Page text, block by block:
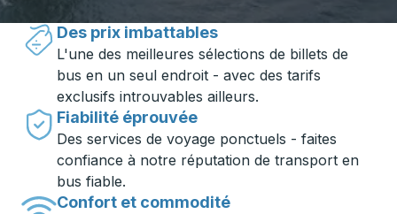
Des prix imbattables
L'une des meilleures sélections de billets de
bus en un seul endroit - avec des tarifs
exclusifs introuvables ailleurs.
Fiabilité éprouvée
Des services de voyage ponctuels - faites
confiance à notre réputation de transport en
bus fiable.
Confort et commodité